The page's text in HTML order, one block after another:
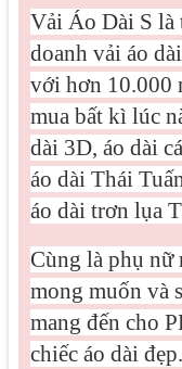
Vải Áo Dài S là
doanh vải áo
với hơn 10.000
mua bất kì lúc
dài 3D, áo dài
áo dài Thái
áo dài trơn lụa
Cùng là phụ nữ
mong muốn và
mang đến cho
chiếc áo dài